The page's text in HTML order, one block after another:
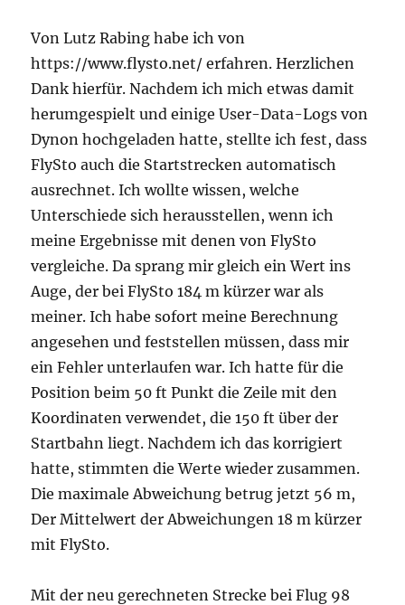
Von Lutz Rabing habe ich von
https://www.flysto.net/ erfahren. Herzlichen
Dank hierfür. Nachdem ich mich etwas damit
herumgespielt und einige User-Data-Logs von
Dynon hochgeladen hatte, stellte ich fest, dass
FlySto auch die Startstrecken automatisch
ausrechnet. Ich wollte wissen, welche
Unterschiede sich herausstellen, wenn ich
meine Ergebnisse mit denen von FlySto
vergleiche. Da sprang mir gleich ein Wert ins
Auge, der bei FlySto 184 m kürzer war als
meiner. Ich habe sofort meine Berechnung
angesehen und feststellen müssen, dass mir
ein Fehler unterlaufen war. Ich hatte für die
Position beim 50 ft Punkt die Zeile mit den
Koordinaten verwendet, die 150 ft über der
Startbahn liegt. Nachdem ich das korrigiert
hatte, stimmten die Werte wieder zusammen.
Die maximale Abweichung betrug jetzt 56 m,
Der Mittelwert der Abweichungen 18 m kürzer
mit FlySto.
Mit der neu gerechneten Strecke bei Flug 98